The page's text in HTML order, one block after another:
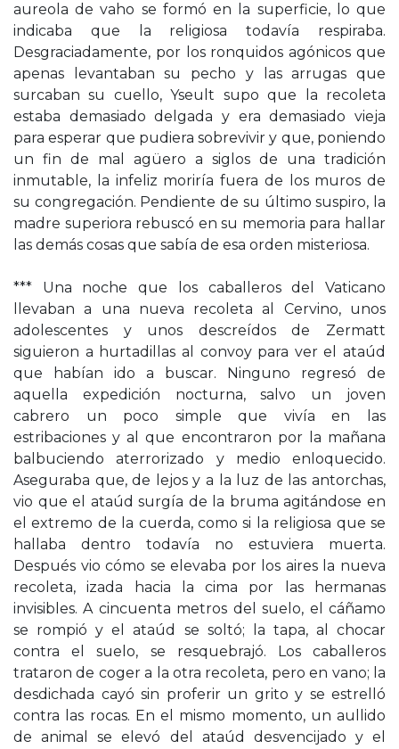
aureola de vaho se formó en la superficie, lo que
indicaba que la religiosa todavía respiraba.
Desgraciadamente, por los ronquidos agónicos que
apenas levantaban su pecho y las arrugas que
surcaban su cuello, Yseult supo que la recoleta
estaba demasiado delgada y era demasiado vieja
para esperar que pudiera sobrevivir y que, poniendo
un fin de mal agüero a siglos de una tradición
inmutable, la infeliz moriría fuera de los muros de
su congregación. Pendiente de su último suspiro, la
madre superiora rebuscó en su memoria para hallar
las demás cosas que sabía de esa orden misteriosa.
*** Una noche que los caballeros del Vaticano
llevaban a una nueva recoleta al Cervino, unos
adolescentes y unos descreídos de Zermatt
siguieron a hurtadillas al convoy para ver el ataúd
que habían ido a buscar. Ninguno regresó de
aquella expedición nocturna, salvo un joven
cabrero un poco simple que vivía en las
estribaciones y al que encontraron por la mañana
balbuciendo aterrorizado y medio enloquecido.
Aseguraba que, de lejos y a la luz de las antorchas,
vio que el ataúd surgía de la bruma agitándose en
el extremo de la cuerda, como si la religiosa que se
hallaba dentro todavía no estuviera muerta.
Después vio cómo se elevaba por los aires la nueva
recoleta, izada hacia la cima por las hermanas
invisibles. A cincuenta metros del suelo, el cáñamo
se rompió y el ataúd se soltó; la tapa, al chocar
contra el suelo, se resquebrajó. Los caballeros
trataron de coger a la otra recoleta, pero en vano; la
desdichada cayó sin proferir un grito y se estrelló
contra las rocas. En el mismo momento, un aullido
de animal se elevó del ataúd desvencijado y el